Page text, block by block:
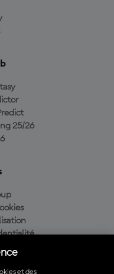
25/26
et des